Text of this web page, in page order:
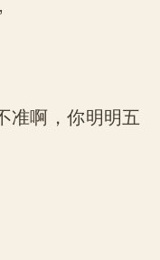
准啊，你明明五